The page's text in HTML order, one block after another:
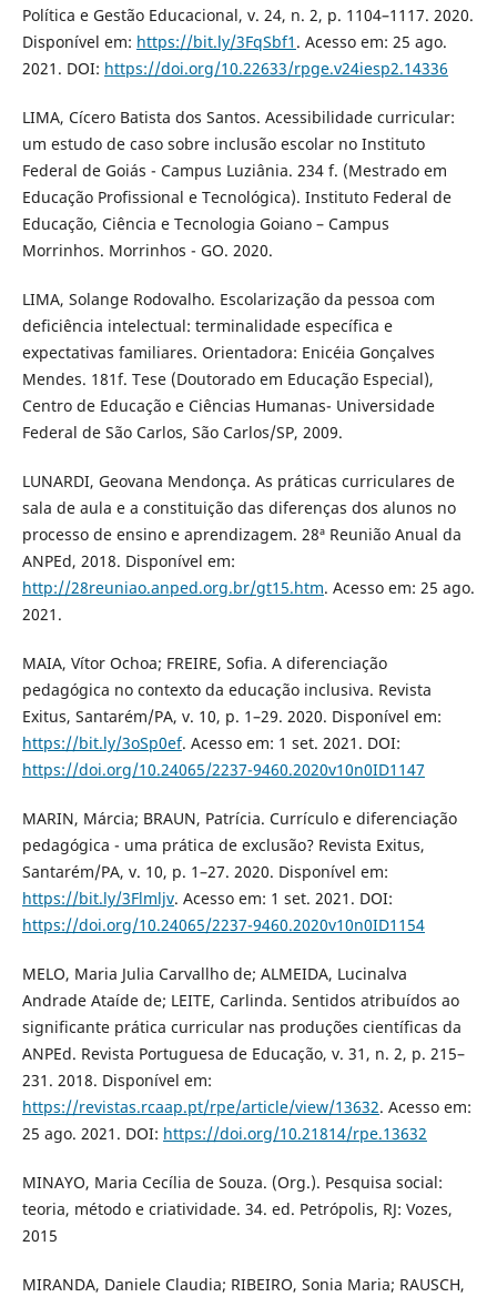
Política e Gestão Educacional, v. 24, n. 2, p. 1104–1117. 2020.
Disponível em: https://bit.ly/3FqSbf1 . Acesso em: 25 ago.
2021. DOI: https://doi.org/10.22633/rpge.v24iesp2.14336
LIMA, Cícero Batista dos Santos. Acessibilidade curricular:
um estudo de caso sobre inclusão escolar no Instituto
Federal de Goiás - Campus Luziânia. 234 f. (Mestrado em
Educação Profissional e Tecnológica). Instituto Federal de
Educação, Ciência e Tecnologia Goiano – Campus
Morrinhos. Morrinhos - GO. 2020.
LIMA, Solange Rodovalho. Escolarização da pessoa com
deficiência intelectual: terminalidade específica e
expectativas familiares. Orientadora: Enicéia Gonçalves
Mendes. 181f. Tese (Doutorado em Educação Especial),
Centro de Educação e Ciências Humanas- Universidade
Federal de São Carlos, São Carlos/SP, 2009.
LUNARDI, Geovana Mendonça. As práticas curriculares de
sala de aula e a constituição das diferenças dos alunos no
processo de ensino e aprendizagem. 28ª Reunião Anual da
ANPEd, 2018. Disponível em:
http://28reuniao.anped.org.br/gt15.htm. Acesso em: 25 ago.
2021.
MAIA, Vítor Ochoa; FREIRE, Sofia. A diferenciação
pedagógica no contexto da educação inclusiva. Revista
Exitus, Santarém/PA, v. 10, p. 1–29. 2020. Disponível em:
https://bit.ly/3oSp0ef. Acesso em: 1 set. 2021. DOI:
https://doi.org/10.24065/2237-9460.2020v10n0ID1147
MARIN, Márcia; BRAUN, Patrícia. Currículo e diferenciação
pedagógica - uma prática de exclusão? Revista Exitus,
Santarém/PA, v. 10, p. 1–27. 2020. Disponível em:
https://bit.ly/3Flmljv. Acesso em: 1 set. 2021. DOI:
https://doi.org/10.24065/2237-9460.2020v10n0ID1154
MELO, Maria Julia Carvallho de; ALMEIDA, Lucinalva
Andrade Ataíde de; LEITE, Carlinda. Sentidos atribuídos ao
significante prática curricular nas produções científicas da
ANPEd. Revista Portuguesa de Educação, v. 31, n. 2, p. 215–
231. 2018. Disponível em:
https://revistas.rcaap.pt/rpe/article/view/13632. Acesso em:
25 ago. 2021. DOI: https://doi.org/10.21814/rpe.13632
MINAYO, Maria Cecília de Souza. (Org.). Pesquisa social:
teoria, método e criatividade. 34. ed. Petrópolis, RJ: Vozes,
2015
MIRANDA, Daniele Claudia; RIBEIRO, Sonia Maria; RAUSCH,